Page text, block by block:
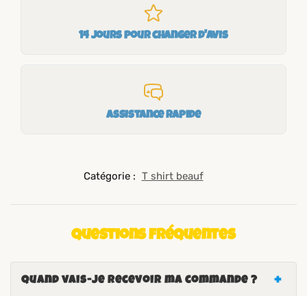
14 jours pour changer d'avis
Assistance rapide
Catégorie : T shirt beauf
Questions fréquentes
Quand vais-je recevoir ma commande ?